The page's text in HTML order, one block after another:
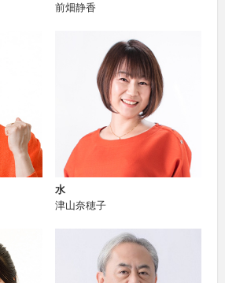
前畑静香
水
津山奈穂子